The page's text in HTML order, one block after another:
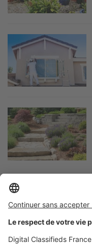
Image
Image
Logic-Immo c’est aussi …